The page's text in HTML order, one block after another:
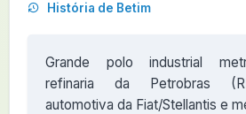
História de Betim
Grande polo industrial
refinaria da Petrobras
automotiva da Fiat/Stellantis e